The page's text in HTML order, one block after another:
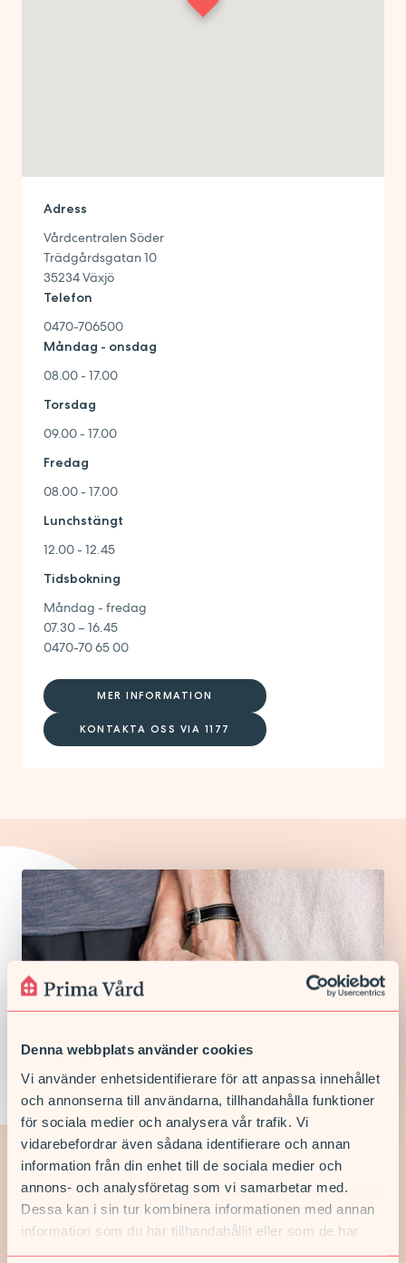
Denna webbplats använder cookies
Vi använder enhetsidentifierare för att anpassa innehållet
och annonserna till användarna, tillhandahålla funktioner
för sociala medier och analysera vår trafik. Vi
vidarebefordrar även sådana identifierare och annan
information från din enhet till de sociala medier och
annons- och analysföretag som vi samarbetar med.
Dessa kan i sin tur kombinera informationen med annan
information som du har tillhandahållit eller som de har
Adress
Vårdcentralen Söder
Trädgårdsgatan 10
35234Växjö
Telefon
0470-706500
Måndag - onsdag
08.00 - 17.00
Torsdag
09.00 - 17.00
Fredag
08.00 - 17.00
Lunchstängt
12.00 - 12.45
Tidsbokning
Måndag - fredag
07.30 – 16.45
0470-70 65 00
MER INFORMATION
KONTAKTA OSS VIA 1177
Välj oss som din mottagning
Det är alltid enklare för oss att hjälpa dig både digitalt och
fysiskt om du är listad på vår mottagning.
LISTA DIG HOS OSS